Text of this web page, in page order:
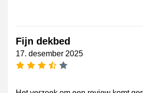
Fijn dekbed
17. desember 2025